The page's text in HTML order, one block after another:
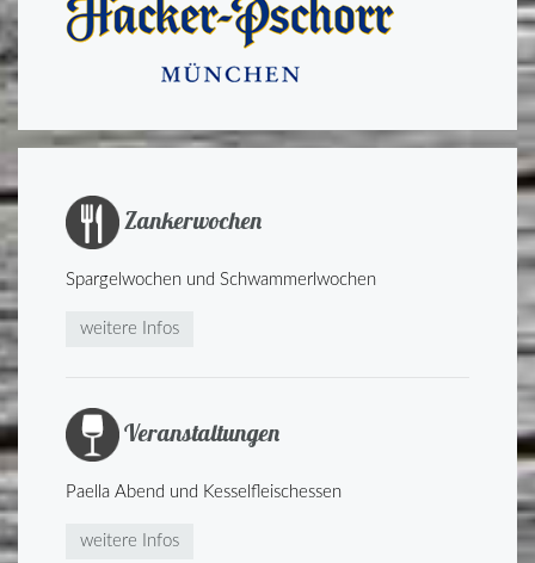
Zankerwochen
Spargelwochen und Schwammerlwochen
weitere Infos
Veranstaltungen
Paella Abend und Kesselfleischessen
weitere Infos